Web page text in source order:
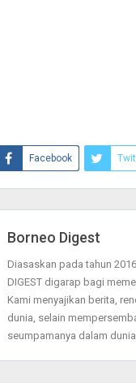
Facebook
Print
Borneo Digest
Diasaskan pada tahun
DIGEST digarap bagi
Kami menyajikan berita,
dunia, selain
seumpamanya dalam